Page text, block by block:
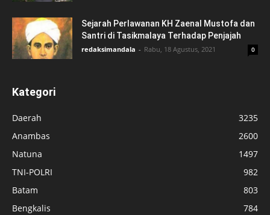
Sejarah Perlawanan KH Zaenal Mustofa dan
Santri di Tasikmalaya Terhadap Penjajah
redaksimandala - Rabu, 18 Agustus, 2021 0
Kategori
Daerah
3235
Anambas
2600
Natuna
1497
TNI-POLRI
982
Batam
803
Bengkalis
784